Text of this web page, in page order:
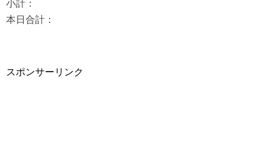
小計：
本日合計：
スポンサーリンク